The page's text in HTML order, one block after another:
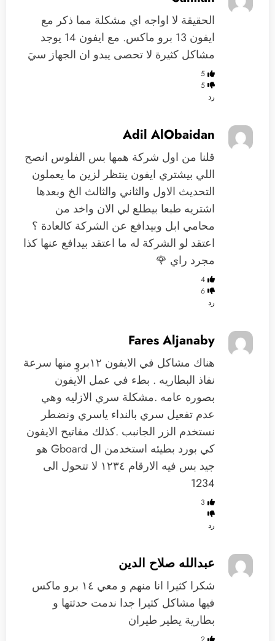
الحقيقة لا اواجه اي مشكلة مما ذكر مع
ايفون 13 برو ماكس. مع ايفون 14 يوجد
مشاكل كثيرة لا تحصى يبدو ان الجهاز سيَ
5
5
رد
Adil AlObaidan
قلنا من اول شركة همها بس الفلوس انصح
اللي بيشتري ايفون ينتظر لزين ما يعملون
التحديث الاول والثاني والثالث الخ وبعدها
اشتريه طبعا بيطلع لي الان واخد من
محامي ابل وبيدافع عن الشركة كالعادة ؟
اعتقد لو الشركة له ما اعتقد بيدافع عنها كذا
مجرد راي 🌹
4
6
رد
Fares Aljanaby
هناك مشاكل في الايفون ١٢بروٍ منها سرعة
نفاذ البطاريه . بطء في عمل الايفون
بصوره عامه .مشكلة سري الازليه وهي
عدم تفعيل سري بالنداء ياسري ونضطر
نستخدم الزر الجانبب .كذلك مفاتيح الايفون
كي بورد بطيئه استخدمن ال Gboard هو
جيد بس فيه الارقام ١٢٣٤ لا تتحول الى
1234
3
رد
عبدالله صلاح الدين
شكرا كثيرا انا منهم و معي ١٤ برو ماكس
فيها مشاكل كثيرا جدا ندمت حدثتها و
بطارية يطير طيران